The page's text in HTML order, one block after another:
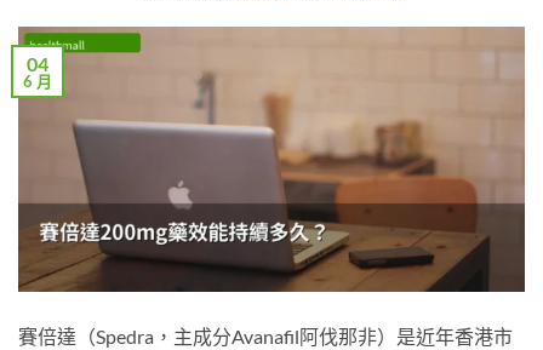
04
6 月
賽倍達（Spedra，主成分Avanafil阿伐那非）是近年香港市